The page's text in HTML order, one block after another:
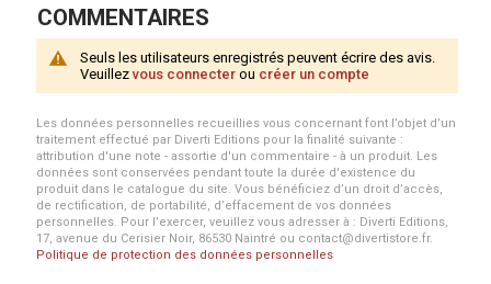
COMMENTAIRES
Seuls les utilisateurs enregistrés peuvent écrire des avis.
Veuillezvous connecter ou créer un compte
Les données personnelles recueillies vous concernant font l’objet d’un
traitement effectué par Diverti Editions pour la finalité suivante :
attribution d'une note - assortie d'un commentaire - à un produit. Les
données sont conservées pendant toute la durée d'existence du
produit dans le catalogue du site. Vous bénéficiez d’un droit d’accès,
de rectification, de portabilité, d’effacement de vos données
personnelles. Pour l’exercer, veuillez vous adresser à : Diverti Editions,
17, avenue du Cerisier Noir, 86530 Naintré ou contact@divertistore.fr.
Politique de protection des données personnelles